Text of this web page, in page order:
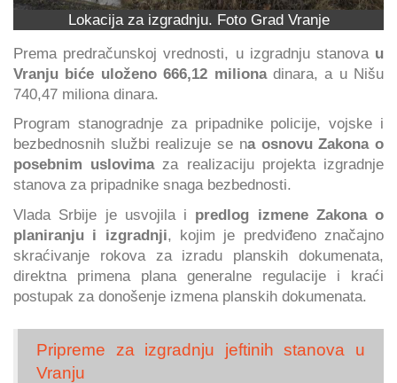
Lokacija za izgradnju. Foto Grad Vranje
Prema predračunskoj vrednosti, u izgradnju stanova u
Vranju biće uloženo 666,12 miliona dinara, a u Nišu
740,47 miliona dinara.
Program stanogradnje za pripadnike policije, vojske i
bezbednosnih službi realizuje se na osnovu Zakona o
posebnim uslovimaza realizaciju projekta izgradnje
stanova za pripadnike snaga bezbednosti.
Vlada Srbije je usvojila i predlog izmene Zakona o
planiranju i izgradnji, kojim je predviđeno značajno
skraćivanje rokova za izradu planskih dokumenata,
direktna primena plana generalne regulacije i kraći
postupak za donošenje izmena planskih dokumenata.
Pripreme za izgradnju jeftinih stanova u
Vranju